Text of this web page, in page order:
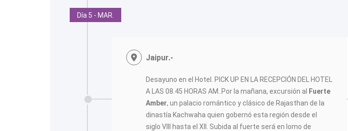
Día 5 - MAR.
Jaipur.-
Desayuno en el Hotel. PICK UP EN LA RECEPCIÓN DEL HOTEL
A LAS 08.45 HORAS AM..Por la mañana, excursión al
Fuerte
Amber, un palacio romántico y clásico de Rajasthan de la
dinastía Kachwaha quien gobernó esta región desde el
siglo VIII hasta el XII. Subida al fuerte será en lomo de